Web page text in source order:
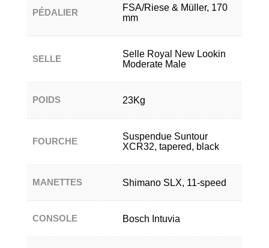
PÉDALIER
FSA/Riese & Müller, 170
mm
SELLE
Selle Royal New Lookin
Moderate Male
POIDS 23Kg
FOURCHE
Suspendue Suntour
XCR32, tapered, black
MANETTES Shimano SLX, 11-speed
CONSOLE Bosch Intuvia